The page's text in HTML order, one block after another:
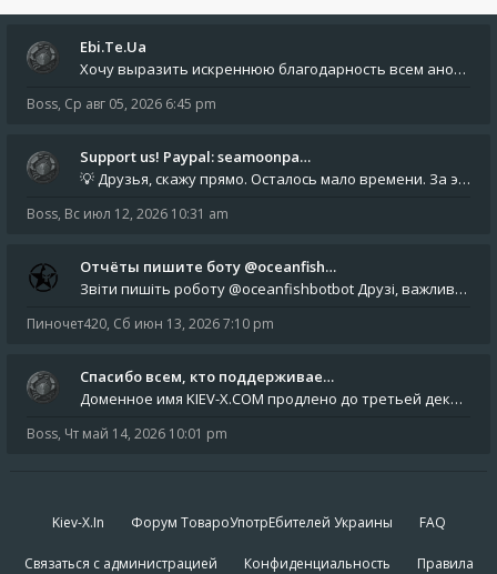
Ebi.Te.Ua
Хочу выразить искреннюю благодарность всем анонимным пользователям, которые поддержали наше сообщество финансово. Благод
Boss, Ср авг 05, 2026 6:45 pm
Support us! Paypal: seamoonpa…
💡 Друзья, скажу прямо. Осталось мало времени. За это время нам нужно закрыть последние обязательные расходы: около 500
Boss, Вс июл 12, 2026 10:31 am
Отчёты пишите боту @oceanfish…
Звіти пишіть роботу @oceanfishbotbot Друзі, важливе повідомлення для учасників форума. Основне звернення опублікован
Пиночет420, Сб июн 13, 2026 7:10 pm
Спасибо всем, кто поддерживае…
Доменное имя KIEV-X.COM продлено до третьей декады августа 2027 года! Спасибо всем анонимным пользователям, которые по
Boss, Чт май 14, 2026 10:01 pm
Kiev-X.In Форум ТовароУпотрЕбителей Украины FAQ
Связаться с администрацией Конфиденциальность Правила